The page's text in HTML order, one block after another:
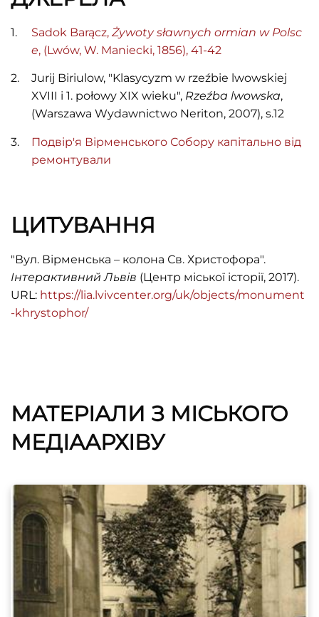
Sadok Barącz, Żywoty sławnych ormian w Polsc
e, (Lwów, W. Maniecki, 1856), 41-42
Jurij Biriulow, "Klasycyzm w rzeźbie lwowskiej
XVIII i 1. połowy XIX wieku", Rzeźba lwowska,
(Warszawa Wydawnictwo Neriton, 2007), s.12
Подвір'я Вірменського Собору капітально від
ремонтували
ЦИТУВАННЯ
"Вул. Вірменська – колона Св. Христофора".
Інтерактивний Львів (Центр міської історії, 2017).
URL: https://lia.lvivcenter.org/uk/objects/monument
-khrystophor/
МАТЕРІАЛИ З МІСЬКОГО
МЕДІААРХІВУ